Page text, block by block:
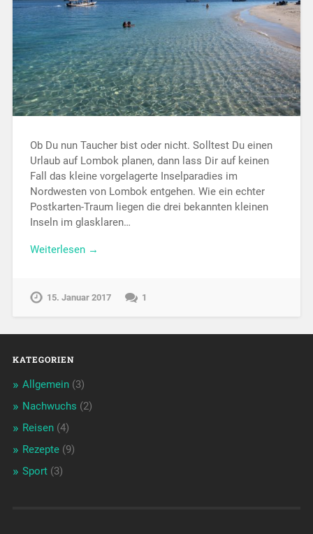
Ob Du nun Taucher bist oder nicht. Solltest Du einen
Urlaub auf Lombok planen, dann lass Dir auf keinen
Fall das kleine vorgelagerte Inselparadies im
Nordwesten von Lombok entgehen. Wie ein echter
Postkarten-Traum liegen die drei bekannten kleinen
Inseln im glasklaren…
Weiterlesen →
15. Januar 2017 1
KATEGORIEN
Allgemein(3)
Nachwuchs (2)
Reisen(4)
Rezepte(9)
Sport(3)